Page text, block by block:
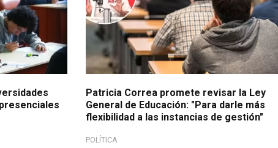
Patricia Correa promete revisar la Ley
General de Educación: "Para darle más
flexibilidad a las instancias de gestión"
POLÍTICA